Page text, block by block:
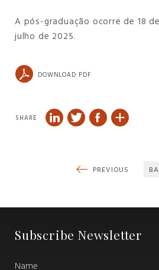
A pós-graduação ocorre de 18
julho de 2025.
DOWNLOAD PDF
SHARE
PREVIOUS
Subscribe Newsletter